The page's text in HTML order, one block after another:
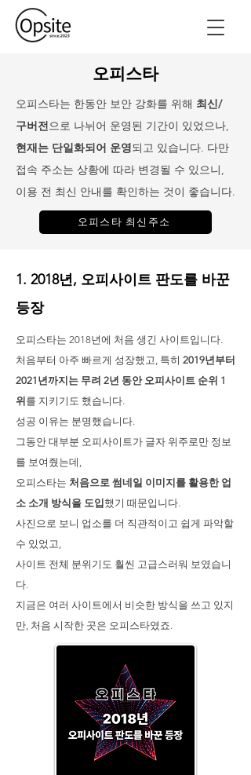
오피스타
오피스타는 한동안 보안 강화를 위해 최신/
구버전으로 나뉘어 운영된 기간이 있었으나,
현재는 단일화되어 운영되고 있습니다. 다만
접속 주소는 상황에 따라 변경될 수 있으니,
이용 전 최신 안내를 확인하는 것이 좋습니다.
오피스타 최신주소
1. 2018년, 오피사이트 판도를 바꾼
등장
오피스타는 2018년에 처음 생긴 사이트입니다.
처음부터 아주 빠르게 성장했고, 특히 2019년부터
2021년까지는 무려 2년 동안 오피사이트 순위 1
위 를 지키기도 했습니다.
성공 이유는 분명했습니다.
그동안 대부분 오피사이트가 글자 위주로만 정보
를 보여줬는데,
오피스타는 처음으로 썸네일 이미지를 활용한 업
소 소개 방식을 도입 했기 때문입니다.
사진으로 보니 업소를 더 직관적이고 쉽게 파악할
수 있었고,
사이트 전체 분위기도 훨씬 고급스러워 보였습니
다.
지금은 여러 사이트에서 비슷한 방식을 쓰고 있지
만, 처음 시작한 곳은 오피스타였죠.